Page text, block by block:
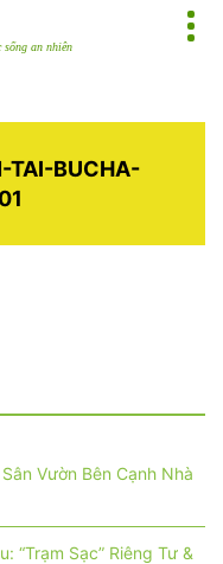
an nhiên
TAI-BUCHA-
Vườn Bên Cạnh Nhà
“Trạm Sạc” Riêng Tư &